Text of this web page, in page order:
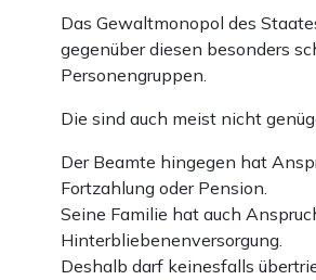
Das Gewaltmonopol des
gegenüber diesen besonders
Personengruppen.
Die sind auch meist nicht
Der Beamte hingegen hat
Fortzahlung oder Pension.
Seine Familie hat auch
Hinterbliebenenversorgung.
Deshalb darf keinesfalls